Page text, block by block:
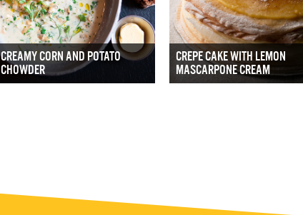
CREAMY CORN AND POTATO
CHOWDER
CREPE CAKE WITH LEMON
MASCARPONE CREAM